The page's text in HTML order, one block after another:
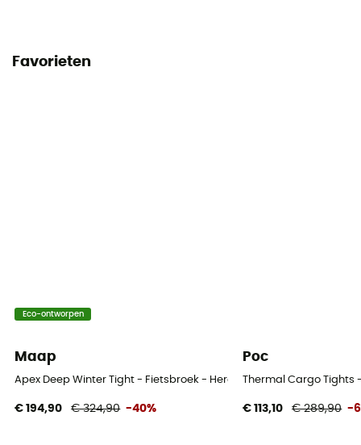
Favorieten
Eco-ontworpen
Maap
Apex Deep Winter Tight - Fietsbroek - Heren
€ 194,90 € 324,90 -40%
Poc
Thermal Cargo Tights
€ 113,10 € 289,90 -